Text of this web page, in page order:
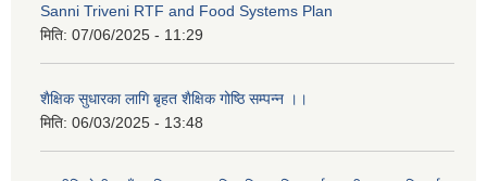
Sanni Triveni RTF and Food Systems Plan
मिति: 07/06/2025 - 11:29
शैक्षिक सुधारका लागि बृहत शैक्षिक गोष्ठि सम्पन्न ।।
मिति: 06/03/2025 - 13:48